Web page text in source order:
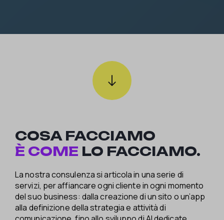
COSA FACCIAMO
È COME LO FACCIAMO.
La nostra consulenza si articola in una serie di
servizi, per affiancare ogni cliente in ogni momento
del suo business: dalla creazione di un sito o un’app
alla definizione della strategia e attività di